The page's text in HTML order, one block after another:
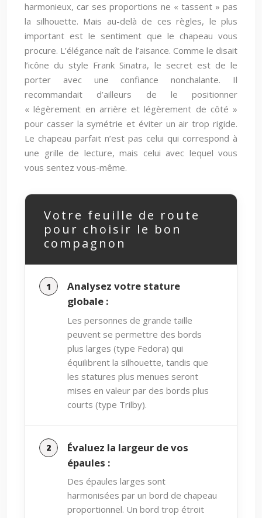
harmonieux, car ses proportions ne « tassent » pas
la silhouette. Mais au-delà de ces règles, le plus
important est le sentiment que le chapeau vous
procure. L’élégance naît de l’aisance. Comme le disait
l’icône du style Frank Sinatra, le secret est de le
porter avec une confiance nonchalante. Il
recommandait d’ailleurs de le positionner
« légèrement en arrière et légèrement de côté »
pour casser la symétrie et éviter un air trop rigide.
Le chapeau parfait n’est pas celui qui correspond à
une grille de lecture, mais celui avec lequel vous
vous sentez vous-même.
Votre feuille de route
pour choisir le bon
compagnon
Analysez votre stature
globale :
Les personnes de grande taille
peuvent se permettre des bords
plus larges (type Fedora) qui
équilibrent la silhouette, tandis que
les statures plus menues seront
mises en valeur par des bords plus
courts (type Trilby).
Évaluez la largeur de vos
épaules :
Des épaules larges sont
harmonisées par un bord de chapeau
proportionnel. Un bord trop étroit